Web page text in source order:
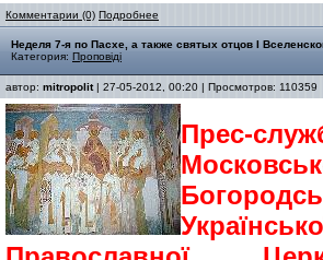
Комментарии (0) Подробнее
Неделя 7-я по Пасхе, а также святых отцов I
Категория: Проповіді
автор: mitropolit| 27-05-2012, 00:20 | Просмотров: 110359
Прес-